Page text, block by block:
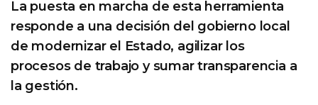
La puesta en marcha de esta herramienta
responde a una decisión del gobierno local
de modernizar el Estado, agilizar los
procesos de trabajo y sumar transparencia a
la gestión.